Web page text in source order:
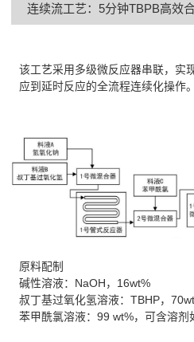
连续流工艺：5分钟TBPB高效
该工艺采用多级微反应器串联，实
应到延时反应的全流程连续化操作。
原料配制
碱性溶液：NaOH，16wt%
叔丁基过氧化氢溶液：TBHP，
苯甲酰氯溶液：99 wt%，可含溶剂